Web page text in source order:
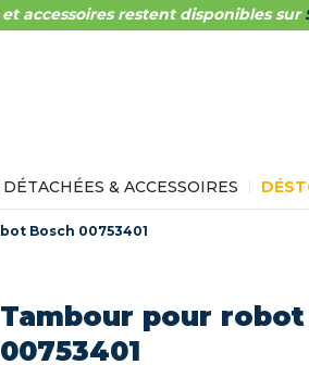
accessoires restent disponibles sur
& ACCESSOIRES
Bosch 00753401
Tambour pour
00753401